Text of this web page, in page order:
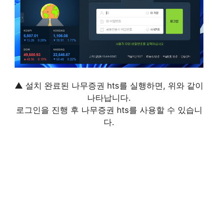
▲ 설치 완료된 나무증권 hts를 실행하면, 위와 같이
나타납니다.
로그인을 진행 후 나무증권 hts를 사용할 수 있습니
다.